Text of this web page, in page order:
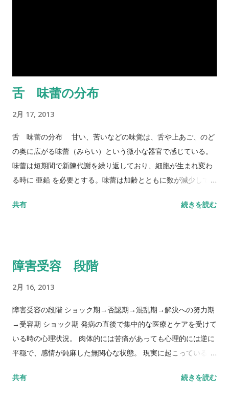
舌 味蕾の分布
2月 17, 2013
舌 味蕾の分布 甘い、苦いなどの味覚は、舌や上あご、のど
の奥に広がる味蕾（みらい）という微小な器官で感じている。
味蕾は短期間で新陳代謝を繰り返しており、細胞が生まれ変わ
る時に 亜鉛 を必要とする。味蕾は加齢とともに数が減少してく
や20代の人にも味覚障害が増えており、その原因のトップは亜
共有 続きを読む
障害受容 段階
2月 16, 2013
障害受容の段階 ショック期→否認期→混乱期→解決への努力期
→受容期 ショック期 発病の直後で集中的な医療とケアを受けて
いる時の心理状況。 肉体的には苦痛があっても心理的には逆に
平穏で、感情が鈍麻した無関心な状態。 現実に起こっているこ
そう簡単には治らないらしいことが本人にも少しずつわかり、
共有 続きを読む